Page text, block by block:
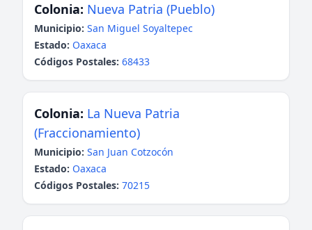
Colonia: Nueva Patria (Pueblo)
Municipio: San Miguel Soyaltepec
Estado: Oaxaca
Códigos Postales: 68433
Colonia: La Nueva Patria
(Fraccionamiento)
Municipio: San Juan Cotzocón
Estado: Oaxaca
Códigos Postales: 70215